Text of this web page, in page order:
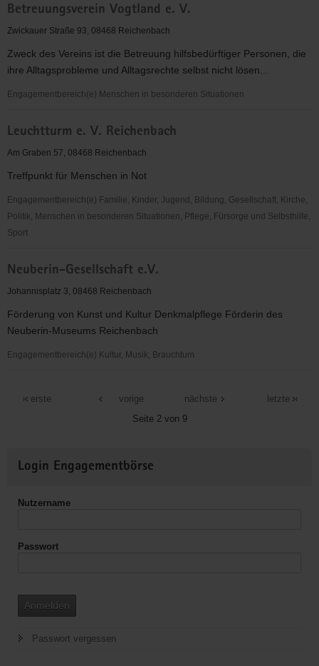
Heinsdorfergrund
02
Betreuungsverein Vogtland e. V.
Zwickauer Straße 93, 08468 Reichenbach
Zweck des Vereins ist die Betreuung hilfsbedürftiger Personen, die
ihre Alltagsprobleme und Alltagsrechte selbst nicht lösen...
Engagementbereich(e) Menschen in besonderen Situationen
Vogtland
e.
Leuchtturm e. V. Reichenbach
Am Graben 57, 08468 Reichenbach
Treffpunkt für Menschen in Not
Engagementbereich(e) Familie, Kinder, Jugend, Bildung, Gesellschaft, Kirche,
Politik, Menschen in besonderen Situationen, Pflege, Fürsorge und Selbsthilfe,
Sport
e.
V.
Neuberin-Gesellschaft e.V.
Johannisplatz 3, 08468 Reichenbach
Förderung von Kunst und Kultur Denkmalpflege Förderin des
Neuberin-Museums Reichenbach
Engagementbereich(e) Kultur, Musik, Brauchtum
Gesellschaft
erste
vorige
Seite 2 von 9
nächste letzte
Informationen
Login Engagementbörse
Nutzername
Passwort
Anmelden
Passwort vergessen